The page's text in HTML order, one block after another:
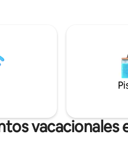
vacacionales